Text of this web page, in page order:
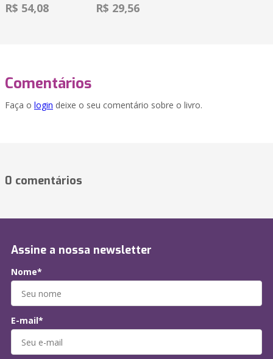
R$ 54,08 R$ 29,56
Comentários
Faça o login deixe o seu comentário sobre o livro.
0 comentários
Assine a nossa newsletter
Nome*
E-mail*